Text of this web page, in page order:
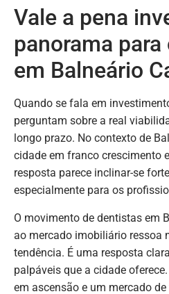
Vale a pena
panorama
em Balneário
Quando se fala em
perguntam sobre a real
longo prazo. No contexto de
cidade em franco crescimento
resposta parece inclinar-se
especialmente para os
O movimento de dentistas em
ao mercado imobiliário ressoa
tendência. É uma resposta
palpáveis que a cidade
em ascensão e um mercado